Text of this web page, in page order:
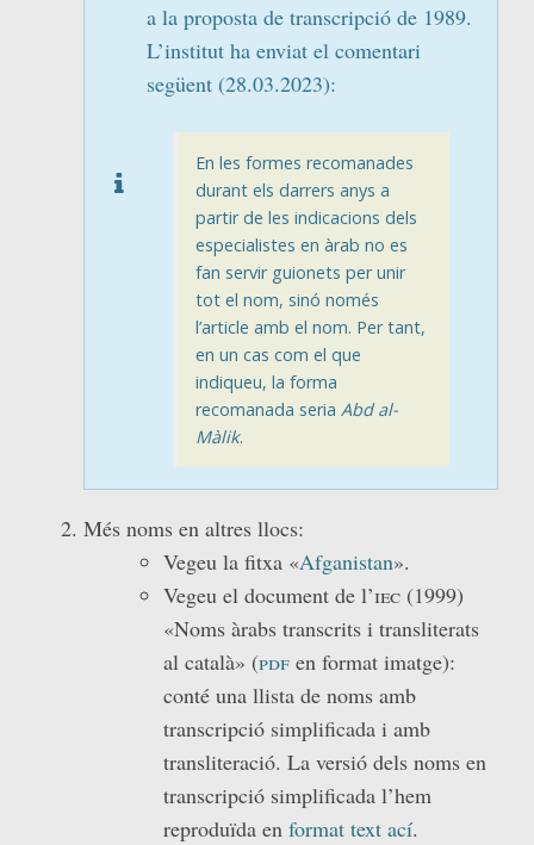
a la proposta de transcripció de 1989.
L’institut ha enviat el comentari
següent (28.03.2023):
En les formes recomanades
durant els darrers anys a
partir de les indicacions dels
especialistes en àrab no es
fan servir guionets per unir
tot el nom, sinó només
l’article amb el nom. Per tant,
en un cas com el que
indiqueu, la forma
recomanada seria Abd al-
Màlik.
Més noms en altres llocs:
Vegeu la fitxa «Afganistan».
Vegeu el document de l’iec (1999)
«Noms àrabs transcrits i transliterats
al català» (pdf en format imatge):
conté una llista de noms amb
transcripció simplificada i amb
transliteració. La versió dels noms en
transcripció simplificada l’hem
reproduïda en format text ací.